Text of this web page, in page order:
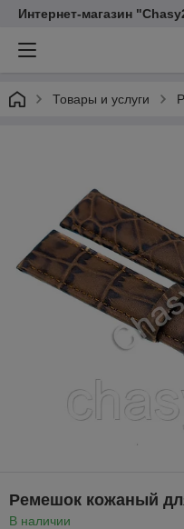
Интернет-магазин
Товары и услуги
Ремешок кожаный
В наличии